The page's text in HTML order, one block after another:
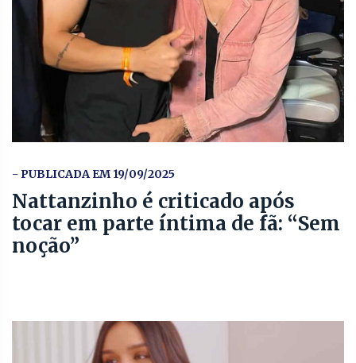
- PUBLICADA EM 19/09/2025
Nattanzinho é criticado após
tocar em parte íntima de fã: “Sem
noção”